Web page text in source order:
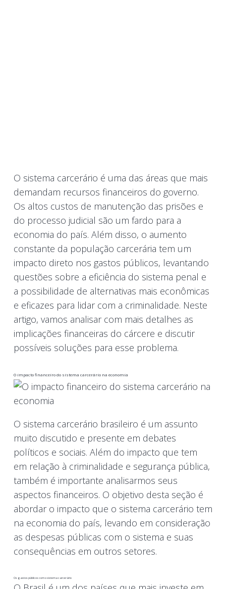
O sistema carcerário é uma das áreas que mais
demandam recursos financeiros do governo.
Os altos custos de manutenção das prisões e
do processo judicial são um fardo para a
economia do país. Além disso, o aumento
constante da população carcerária tem um
impacto direto nos gastos públicos, levantando
questões sobre a eficiência do sistema penal e
a possibilidade de alternativas mais econômicas
e eficazes para lidar com a criminalidade. Neste
artigo, vamos analisar com mais detalhes as
implicações financeiras do cárcere e discutir
possíveis soluções para esse problema.
O impacto financeiro do sistema carcerário na economia
O sistema carcerário brasileiro é um assunto
muito discutido e presente em debates
políticos e sociais. Além do impacto que tem
em relação à criminalidade e segurança pública,
também é importante analisarmos seus
aspectos financeiros. O objetivo desta seção é
abordar o impacto que o sistema carcerário tem
na economia do país, levando em consideração
as despesas públicas com o sistema e suas
consequências em outros setores.
Os gastos públicos com o sistema carcerário